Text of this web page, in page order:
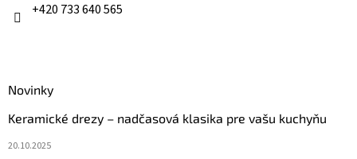
+420 733 640 565
Novinky
Keramické drezy – nadčasová klasika pre vašu kuchyňu
20.10.2025